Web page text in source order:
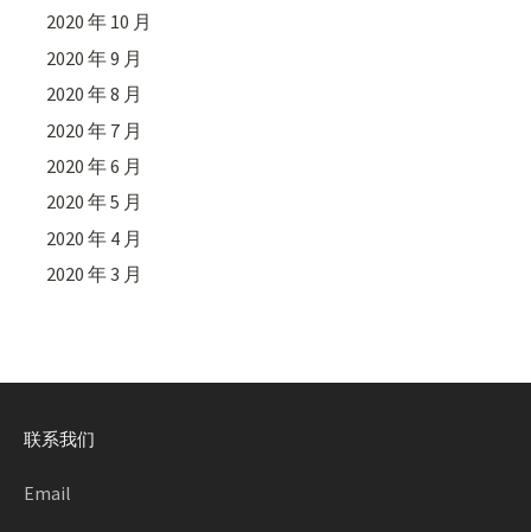
2020 年 10 月
2020 年 9 月
2020 年 8 月
2020 年 7 月
2020 年 6 月
2020 年 5 月
2020 年 4 月
2020 年 3 月
联系我们
Email